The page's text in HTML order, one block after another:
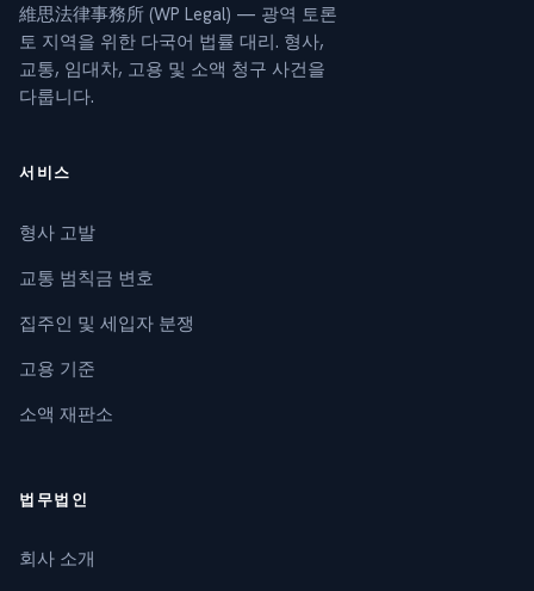
維思法律事務所 (WP Legal) — 광역 토론
토 지역을 위한 다국어 법률 대리. 형사,
교통, 임대차, 고용 및 소액 청구 사건을
다룹니다.
서비스
형사 고발
교통 범칙금 변호
집주인 및 세입자 분쟁
고용 기준
소액 재판소
법무법인
회사 소개